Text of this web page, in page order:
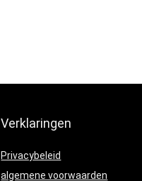
Verklaringen
Privacybeleid
algemene voorwaarden